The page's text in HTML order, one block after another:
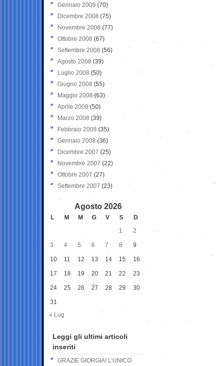
Gennaio 2009 (70)
Dicembre 2008 (75)
Novembre 2008 (77)
Ottobre 2008 (67)
Settembre 2008 (56)
Agosto 2008 (39)
Luglio 2008 (50)
Giugno 2008 (55)
Maggio 2008(63)
Aprile 2008 (50)
Marzo 2008 (39)
Febbraio 2008 (35)
Gennaio 2008 (36)
Dicembre 2007 (25)
Novembre 2007 (22)
Ottobre 2007 (27)
Settembre 2007 (23)
Agosto 2026
L M M G V S
D
1
2
3 4 5 6 7 8 9
10 11 12 13 14 15 16
17 18 19 20 21 22 23
24 25 26 27 28 29 30
31
« Lug
Leggi gli ultimi articoli
inseriti
GRAZIE GIORGIA! L’UNICO